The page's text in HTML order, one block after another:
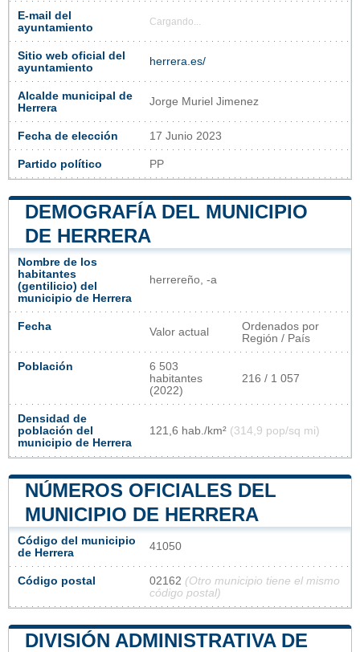
E-mail del
ayuntamiento
Cargando...
Sitio web oficial del
ayuntamiento
herrera.es/
Alcalde municipal de
Herrera
Jorge Muriel Jimenez
Fecha de elección 17 Junio 2023
Partido político PP
DEMOGRAFÍA DEL MUNICIPIO
DE HERRERA
Nombre de los
habitantes
(gentilicio) del
municipio de Herrera
herrereño, -a
Fecha Valor actual
Ordenados por
Región / País
Población
6 503
habitantes
(2022)
216 / 1 057
Densidad de
población del
municipio de Herrera
121,6 hab./km² (314,9 pop/sq mi)
NÚMEROS OFICIALES DEL
MUNICIPIO DE HERRERA
Código del municipio
de Herrera
41050
Código postal 02162 (Otro municipio tiene el mismo
código postal)
DIVISIÓN ADMINISTRATIVA DE